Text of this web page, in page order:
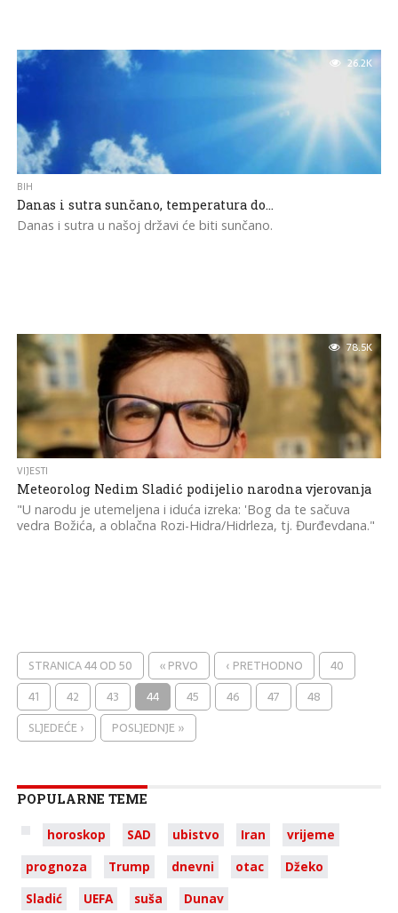
26.2K
BIH
Danas i sutra sunčano, temperatura do…
Danas i sutra u našoj državi će biti sunčano.
78.5K
VIJESTI
Meteorolog Nedim Sladić podijelio narodna vjerovanja
"U narodu je utemeljena i iduća izreka: 'Bog da te sačuva
vedra Božića, a oblačna Rozi-Hidra/Hidrleza, tj. Đurđevdana."
STRANICA 44 OD 50 « PRVO ‹ PRETHODNO
40
41
42 43 44 45 46 47
48
SLJEDEĆE ›
POSLJEDNJE »
POPULARNE TEME
horoskop SAD ubistvo Iran
vrijeme
prognoza
Trump dnevni otac
Džeko
Sladić
UEFA suša Dunav